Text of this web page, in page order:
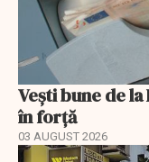
Vești bune de
în forță
03 AUGUST 2026